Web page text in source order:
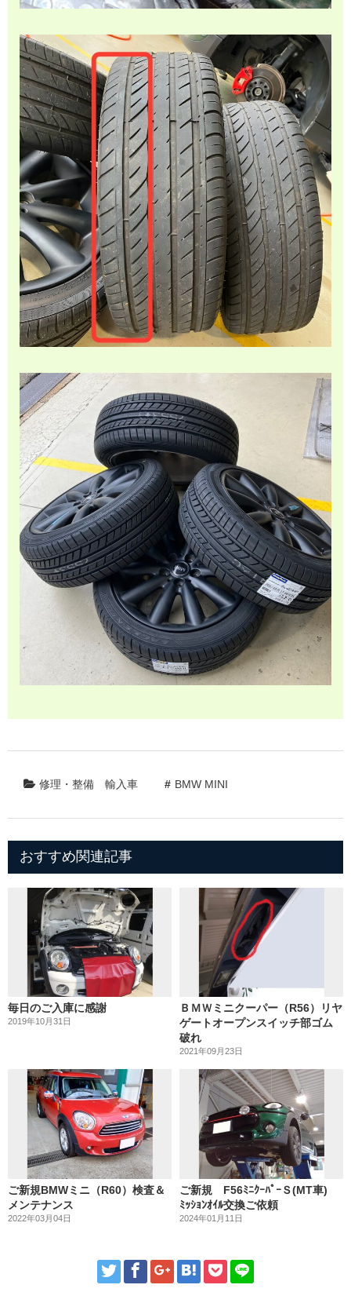
修理・整備 輸入車 BMW MINI
おすすめ関連記事
毎日のご入庫に感謝
2019年10月31日
ＢＭＷミニクーパー（R56）リヤ
ゲートオープンスイッチ部ゴム
破れ
2021年09月23日
ご新規BMWミニ（R60）検査＆
メンテナンス
2022年03月04日
ご新規 F56ﾐﾆｸｰﾊﾟｰＳ(MT車)
ﾐｯｼｮﾝｵｲﾙ交換ご依頼
2024年01月11日